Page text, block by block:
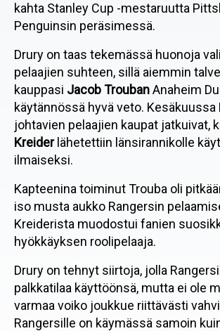
kahta Stanley Cup -mestaruutta
Penguinsin peräsimessä.
Drury on taas tekemässä huonoja
pelaajien suhteen, sillä aiemmin
kauppasi Jacob TroubanAnaheim
käytännössä hyvä veto. Kesäkuussa
johtavien pelaajien kaupat jatkuivat,
Kreider lähetettiin länsirannikolle
ilmaiseksi.
Kapteenina toiminut Trouba oli
iso musta aukko Rangersin
Kreiderista muodostui fanien
hyökkäyksen roolipelaaja.
Drury on tehnyt siirtoja, jolla
palkkatilaa käyttöönsä, mutta ei ole
varmaa voiko joukkue riittävästi
Rangersille on käymässä samoin